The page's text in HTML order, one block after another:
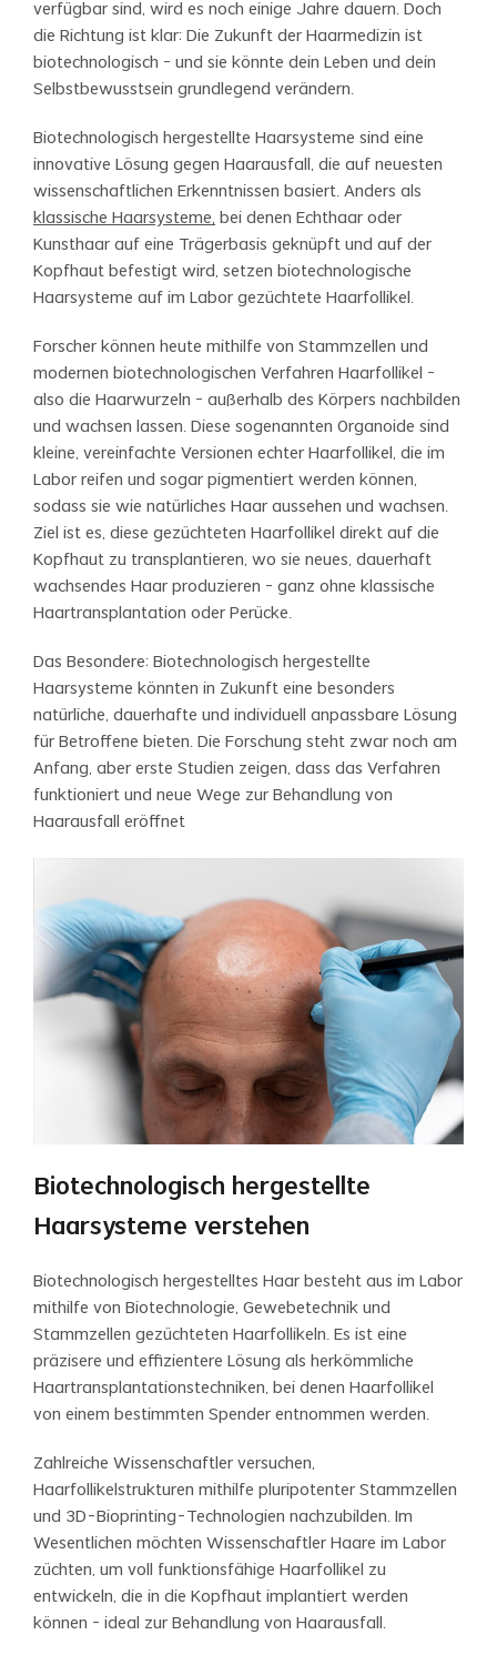
verfügbar sind, wird es noch einige Jahre dauern. Doch
die Richtung ist klar: Die Zukunft der Haarmedizin ist
biotechnologisch – und sie könnte dein Leben und dein
Selbstbewusstsein grundlegend verändern.
Biotechnologisch hergestellte Haarsysteme sind eine
innovative Lösung gegen Haarausfall, die auf neuesten
wissenschaftlichen Erkenntnissen basiert. Anders als
klassische Haarsysteme, bei denen Echthaar oder
Kunsthaar auf eine Trägerbasis geknüpft und auf der
Kopfhaut befestigt wird, setzen biotechnologische
Haarsysteme auf im Labor gezüchtete Haarfollikel.
Forscher können heute mithilfe von Stammzellen und
modernen biotechnologischen Verfahren Haarfollikel –
also die Haarwurzeln – außerhalb des Körpers nachbilden
und wachsen lassen. Diese sogenannten Organoide sind
kleine, vereinfachte Versionen echter Haarfollikel, die im
Labor reifen und sogar pigmentiert werden können,
sodass sie wie natürliches Haar aussehen und wachsen.
Ziel ist es, diese gezüchteten Haarfollikel direkt auf die
Kopfhaut zu transplantieren, wo sie neues, dauerhaft
wachsendes Haar produzieren – ganz ohne klassische
Haartransplantation oder Perücke.
Das Besondere: Biotechnologisch hergestellte
Haarsysteme könnten in Zukunft eine besonders
natürliche, dauerhafte und individuell anpassbare Lösung
für Betroffene bieten. Die Forschung steht zwar noch am
Anfang, aber erste Studien zeigen, dass das Verfahren
funktioniert und neue Wege zur Behandlung von
Haarausfall eröffnet
Biotechnologisch hergestellte
Haarsysteme verstehen
Biotechnologisch hergestelltes Haar besteht aus im Labor
mithilfe von Biotechnologie, Gewebetechnik und
Stammzellen gezüchteten Haarfollikeln. Es ist eine
präzisere und effizientere Lösung als herkömmliche
Haartransplantationstechniken, bei denen Haarfollikel
von einem bestimmten Spender entnommen werden.
Zahlreiche Wissenschaftler versuchen,
Haarfollikelstrukturen mithilfe pluripotenter Stammzellen
und 3D-Bioprinting-Technologien nachzubilden. Im
Wesentlichen möchten Wissenschaftler Haare im Labor
züchten, um voll funktionsfähige Haarfollikel zu
entwickeln, die in die Kopfhaut implantiert werden
können – ideal zur Behandlung von Haarausfall.